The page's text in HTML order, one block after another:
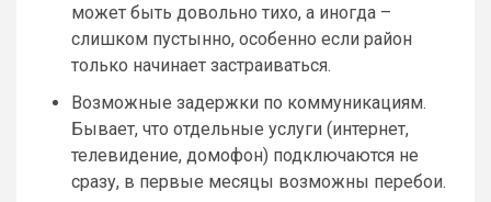
может быть довольно тихо, а иногда –
слишком пустынно, особенно если район
только начинает застраиваться.
Возможные задержки по коммуникациям.
Бывает, что отдельные услуги (интернет,
телевидение, домофон) подключаются не
сразу, в первые месяцы возможны перебои.